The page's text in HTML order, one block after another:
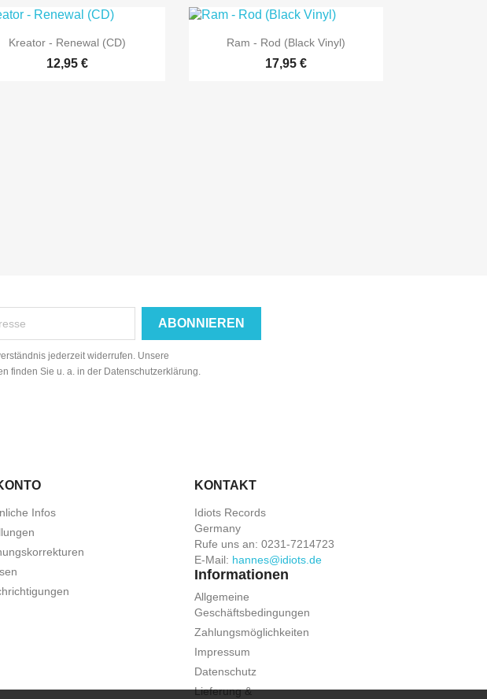
 Vorschau
Kreator - Renewal (CD)
12,95 €
 Vorschau
Ram - Rod (Black Vinyl)
17,95 €
jederzeit widerrufen. Unsere
finden Sie u. a. in der Datenschutzerklärung.
Infos
KONTAKT
Idiots Records
Germany
Rufe uns an: 0231-7214723
E-Mail: hannes@idiots.de
Informationen
Allgemeine
Geschäftsbedingungen
Zahlungsmöglichkeiten
Impressum
Datenschutz
Lieferung &